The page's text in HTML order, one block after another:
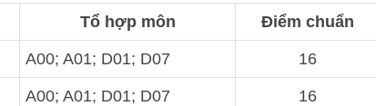
Tổ hợp môn Điểm chuẩn
A00; A01; D01; D07 16
A00; A01; D01; D07 16